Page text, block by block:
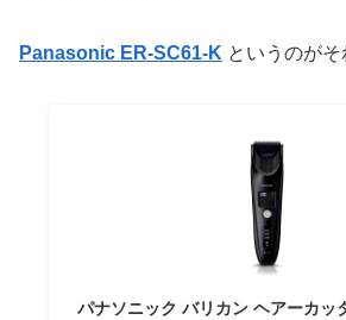
Panasonic ER-SC61-K というのがそ
パナソニック バリカン ヘアーカッ